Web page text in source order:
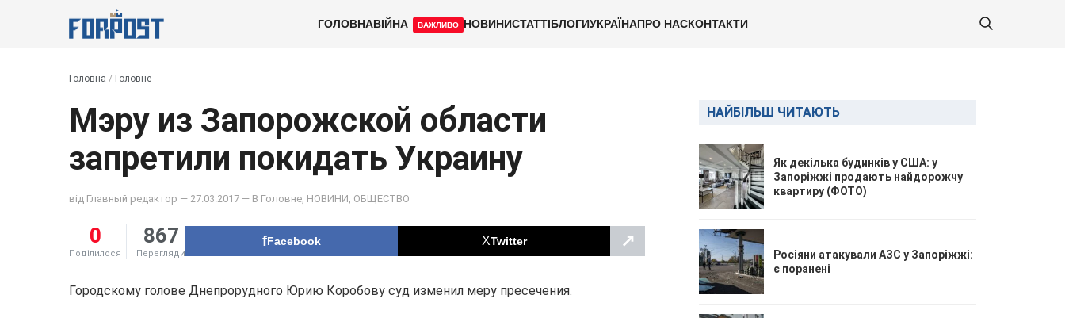
ГОЛОВНАВІЙНА ВАЖЛИВО НОВИНИСТАТТІБЛОГИУКРАЇНАПРО НАСКОНТАКТИ
Головна / Головне
Мэру из Запорожской области
запретили покидать Украину
від Главный редактор — 27.03.2017 — В Головне НОВИНИ ОБЩЕСТВО
0
Поділилося
867
Перегляди
Facebook Twitter ↗
Городскому голове Днепрорудного Юрию Коробову суд изменил меру пресечения.
НАЙБІЛЬШ ЧИТАЮТЬ
Як декілька будинків у США: у
Запоріжжі продають найдорожчу
квартиру (ФОТО)
Росіяни атакували АЗС у Запоріжжі:
є поранені